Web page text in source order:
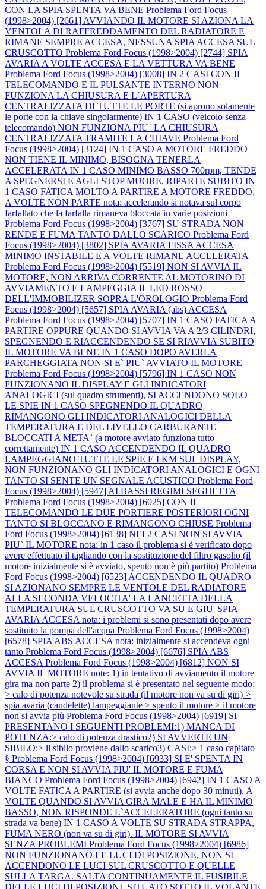
CON LA SPIA SPENTA VA BENE Problema Ford Focus
(1998>2004) [2661] AVVIANDO IL MOTORE SI AZIONA LA
VENTOLA DI RAFFREDDAMENTO DEL RADIATORE E
RIMANE SEMPRE ACCESA, NESSUNA SPIA ACCESA SUL
CRUSCOTTO Problema Ford Focus (1998>2004) [2744] SPIA
AVARIA A VOLTE ACCESA E LA VETTURA VA BENE
Problema Ford Focus (1998>2004) [3008] IN 2 CASI CON IL
TELECOMANDO E IL PULSANTE INTERNO NON
FUNZIONA LA CHIUSURA E L`APERTURA
CENTRALIZZATA DI TUTTE LE PORTE (si aprono solamente
le porte con la chiave singolarmente) IN 1 CASO (veicolo senza
telecomando) NON FUNZIONA PIU` LA CHIUSURA
CENTRALIZZATA TRAMITE LA CHIAVE Problema Ford
Focus (1998>2004) [3124] IN 1 CASO A MOTORE FREDDO
NON TIENE IL MINIMO, BISOGNA TENERLA
ACCELERATA IN 1 CASO MINIMO BASSO 700rpm, TENDE
A SPEGNERSI E AGLI STOP MUORE, RIPARTE SUBITO IN
1 CASO FATICA MOLTO A PARTIRE A MOTORE FREDDO,
A VOLTE NON PARTE nota: accelerando si notava sul corpo
farfallato che la farfalla rimaneva bloccata in varie posizioni
Problema Ford Focus (1998>2004) [3767] SU STRADA NON
RENDE E FUMA TANTO DALLO SCARICO Problema Ford
Focus (1998>2004) [3802] SPIA AVARIA FISSA ACCESA
MINIMO INSTABILE E A VOLTE RIMANE ACCELERATA
Problema Ford Focus (1998>2004) [5519] NON SI AVVIA IL
MOTORE, NON ARRIVA CORRENTE AL MOTORINO DI
AVVIAMENTO E LAMPEGGIA IL LED ROSSO
DELL'IMMOBILIZER SOPRA L'OROLOGIO Problema Ford
Focus (1998>2004) [5657] SPIA AVARIA (abs) ACCESA
Problema Ford Focus (1998>2004) [5707] IN 1 CASO FATICA A
PARTIRE OPPURE QUANDO SI AVVIA VA A 2/3 CILINDRI,
SPEGNENDO E RIACCENDENDO SE SI RIAVVIA SUBITO
IL MOTORE VA BENE IN 1 CASO DOPO AVERLA
PARCHEGGIATA NON SI E` PIU` AVVIATO IL MOTORE
Problema Ford Focus (1998>2004) [5796] IN 1 CASO NON
FUNZIONANO IL DISPLAY E GLI INDICATORI
ANALOGICI (sul quadro strumenti), SI ACCENDONO SOLO
LE SPIE IN 1 CASO SPEGNENDO IL QUADRO
RIMANGONO GLI INDICATORI ANALOGICI DELLA
TEMPERATURA E DEL LIVELLO CARBURANTE
BLOCCATI A META` (a motore avviato funziona tutto
correttamente) IN 1 CASO ACCENDENDO IL QUADRO
LAMPEGGIANO TUTTE LE SPIE E I KM SUL DISPLAY,
NON FUNZIONANO GLI INDICATORI ANALOGICI E OGNI
TANTO SI SENTE UN SEGNALE ACUSTICO Problema Ford
Focus (1998>2004) [5947] AI BASSI REGIMI SEGHETTA
Problema Ford Focus (1998>2004) [6025] CON IL
TELECOMANDO LE DUE PORTIERE POSTERIORI OGNI
TANTO SI BLOCCANO E RIMANGONO CHIUSE Problema
Ford Focus (1998>2004) [6138] NEI 2 CASI NON SI AVVIA
PIU` IL MOTORE nota: in 1 caso il problema si è verificato dopo
avere effettuato il tagliando con la sostituzione del filtro gasolio (il
motore inizialmente si è avviato, spento non è più partito) Problema
Ford Focus (1998>2004) [6523] ACCENDENDO IL QUADRO
SI AZIONANO SEMPRE LE VENTOLE DEL RADIATORE
ALLA SECONDA VELOCITA' LA LANCETTA DELLA
TEMPERATURA SUL CRUSCOTTO VA SU E GIU' SPIA
AVARIA ACCESA nota: i problemi si sono presentati dopo avere
sostituito la pompa dell'acqua Problema Ford Focus (1998>2004)
[6578] SPIA ABS ACCESA nota: inizialmente si accendeva ogni
tanto Problema Ford Focus (1998>2004) [6676] SPIA ABS
ACCESA Problema Ford Focus (1998>2004) [6812] NON SI
AVVIA IL MOTORE note: 1) in tentativo di avviamento il motore
gira ma non parte 2) il problema si è presentato nel seguente modo:
> calo di potenza notevole su strada (il motore non va su di giri) >
spia avaria (candelette) lampeggiante > spento il motore > il motore
non si avvia più Problema Ford Focus (1998>2004) [6919] SI
PRESENTANO I SEGUENTI PROBLEMI:1) MANCA DI
POTENZA:> calo di potenza drastico2) SI AVVERTE UN
SIBILO:> il sibilo proviene dallo scarico3) CASI:> 1 caso capitato
§ Problema Ford Focus (1998>2004) [6933] SI E' SPENTA IN
CORSA E NON SI AVVIA PIU' IL MOTORE E FUMA
BIANCO Problema Ford Focus (1998>2004) [6942] IN 1 CASO A
VOLTE FATICA A PARTIRE (si avvia anche dopo 30 minuti). A
VOLTE QUANDO SI AVVIA GIRA MALE E HA IL MINIMO
BASSO, NON RISPONDE L`ACCELERATORE (ogni tanto su
strada va bene) IN 1 CASO A VOLTE SU STRADA STRAPPA,
FUMA NERO (non va su di giri). IL MOTORE SI AVVIA
SENZA PROBLEMI Problema Ford Focus (1998>2004) [6986]
NON FUNZIONANO LE LUCI DI POSIZIONE, NON SI
ACCENDONO LE LUCI SUL CRUSCOTTO E QUELLE
SULLA TARGA. SALTA CONTINUAMENTE IL FUSIBILE
DELLE LUCI DI POSIZIONI, SITUATO SOTTO IL VOLANTE